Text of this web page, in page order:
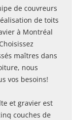
de couvreurs
de toits
à Montréal
maîtres dans
nous
vos besoins!
et gravier est
couches de